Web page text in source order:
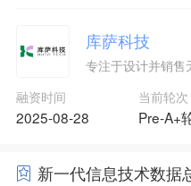
库萨科技
专注于设计并销售
融资时间
2025-08-28
当前轮次
Pre-A+
新一代信息技术数据